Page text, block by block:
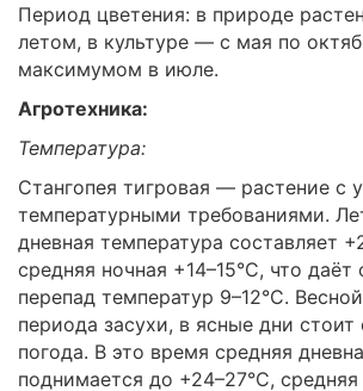
Период цветения: в природе
летом, в культуре — с мая по
максимумом в июле.
Агротехника:
Температура:
Стангопея тигровая — растение с
температурными требованиями.
дневная температура составляет
средняя ночная +14–15°C, что даёт
перепад температур 9–12°C.
периода засухи, в ясные дни стоит
погода. В это время средняя
поднимается до +24–27°C, средняя